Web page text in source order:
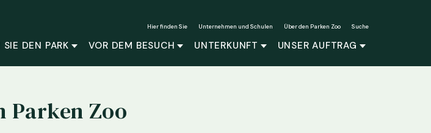
DEN PARK VOR DEM BESUCH UNTERKUNFT UNSER AUFTRAG
Hier finden Sie Unternehmen und Schulen Über den Parken Zoo Suche
Parken Zoo